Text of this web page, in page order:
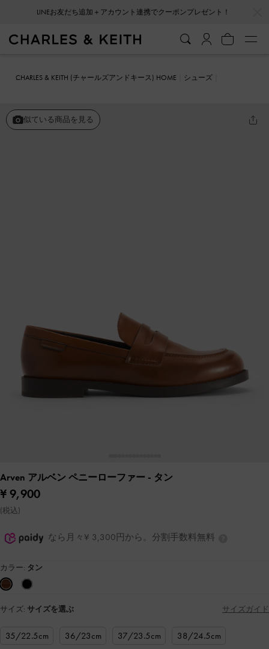
LINEお友だち追加＋アカウント連携でクーポンプレゼント！
CHARLES & KEITH (チャールズアンドキース) HOME
シューズ
似ている商品を見る
Arven アルベン ペニーローファー - タン
¥ 9,900
(税込)
なら月々¥ 3,300円から。分割手数料無料
カラー: タン
サイズ: サイズを選ぶ サイズガイド
35/22.5cm 36/23cm 37/23.5cm 38/24.5cm